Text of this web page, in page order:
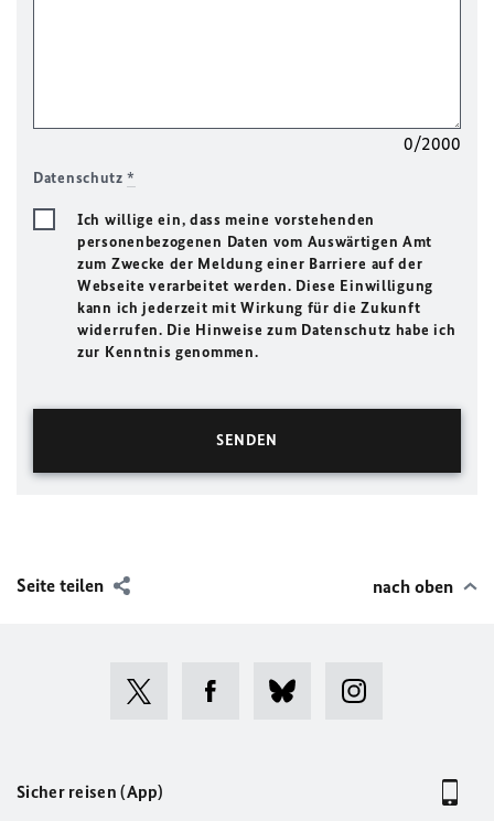
0/2000
Datenschutz*
Ich willige ein, dass meine vorstehenden
personenbezogenen Daten vom Auswärtigen Amt
zum Zwecke der Meldung einer Barriere auf der
Webseite verarbeitet werden. Diese Einwilligung
kann ich jederzeit mit Wirkung für die Zukunft
widerrufen. Die Hinweise zum Datenschutz habe ich
zur Kenntnis genommen.
Seite teilen nach oben
Sicher reisen (App)